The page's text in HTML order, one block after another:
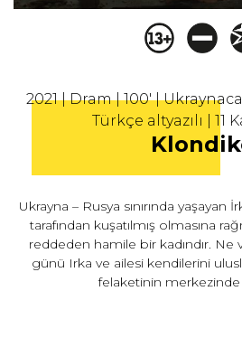
2021 | Dram | 100' |
Türkçe altyazılı | 11
Ukrayna – Rusya sınırında yaşayan
tarafından kuşatılmış olmasına
reddeden hamile bir kadındır. Ne
günü Irka ve ailesi kendilerini
felaketinin merkezinde